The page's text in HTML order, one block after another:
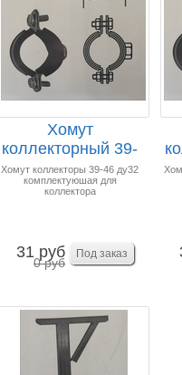
Хомут
коллекторный 39-
46 ду32
Хомут коллекторы 39-46 ду32
комплектуюшая для
коллектора
31 руб
0 руб